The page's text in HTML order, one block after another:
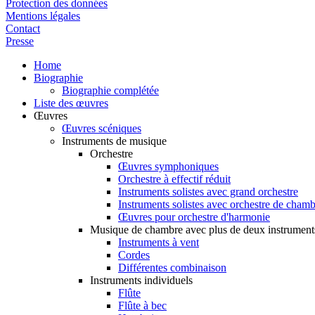
Protection des données
Mentions légales
Contact
Presse
Home
Biographie
Biographie complétée
Liste des œuvres
Œuvres
Œuvres scéniques
Instruments de musique
Orchestre
Œuvres symphoniques
Orchestre à effectif réduit
Instruments solistes avec grand orchestre
Instruments solistes avec orchestre de
Œuvres pour orchestre d'harmonie
Musique de chambre avec plus de deux
Instruments à vent
Cordes
Différentes combinaison
Instruments individuels
Flûte
Flûte à bec